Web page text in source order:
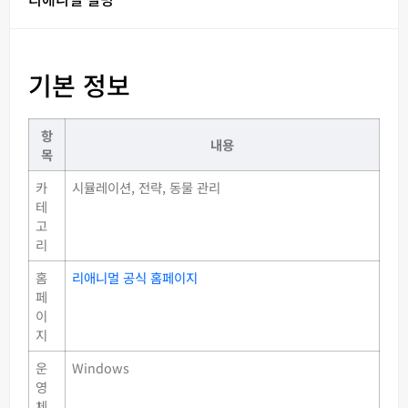
기본 정보
항
목
내용
카
테
고
리
시뮬레이션, 전략, 동물 관리
홈
페
이
지
리애니멀 공식 홈페이지
운
영
Windows